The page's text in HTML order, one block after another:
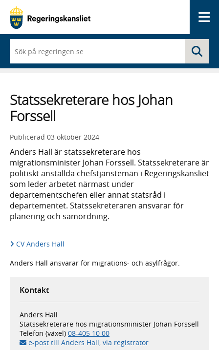
du
börjar
skriva
en
lista
med
Statssekreterare hos Johan
Forssell
Publicerad 03 oktober 2024
Anders Hall är statssekreterare hos
migrationsminister Johan Forssell. Statssekreterare är
politiskt anställda chefstjänstemän i Regeringskansliet
som leder arbetet närmast under
departementschefen eller annat statsråd i
departementet. Statssekreteraren ansvarar för
planering och samordning.
CV Anders Hall
Anders Hall ansvarar för migrations- och asylfrågor.
Kontakt
Anders Hall
Statssekreterare hos migrationsminister Johan Forssell
Telefon (växel) 08-405 10 00
e-post till Anders Hall, via registrator